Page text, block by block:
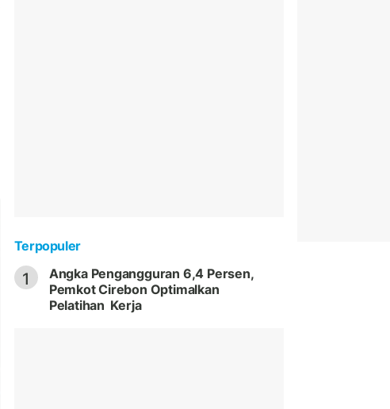
Terpopuler
1
Angka Pengangguran 6,4 Persen,
Pemkot Cirebon Optimalkan
Pelatihan Kerja